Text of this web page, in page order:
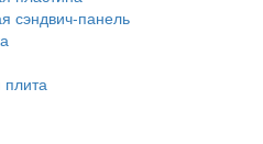
сэндвич-панель
плита